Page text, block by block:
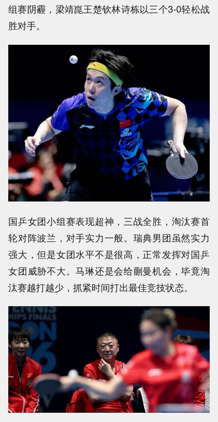
组赛阴霾，梁靖崑王楚钦林诗栋以三个3-0轻松战
胜对手。
国乒女团小组赛表现超神，三战全胜，淘汰赛首
轮对阵波兰，对手实力一般。瑞典男团虽然实力
强大，但是女团水平不是很高，正常发挥对国乒
女团威胁不大。马琳还是会给蒯曼机会，毕竟淘
汰赛越打越少，抓紧时间打出最佳竞技状态。